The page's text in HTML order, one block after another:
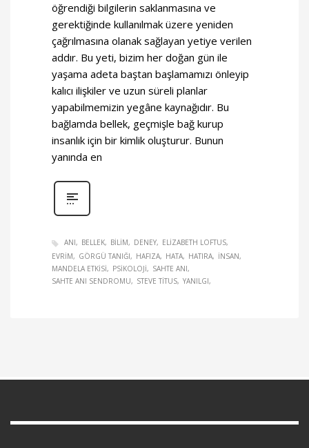
öğrendiği bilgilerin saklanmasına ve
gerektiğinde kullanılmak üzere yeniden
çağrılmasına olanak sağlayan yetiye verilen
addır. Bu yeti, bizim her doğan gün ile
yaşama adeta baştan başlamamızı önleyip
kalıcı ilişkiler ve uzun süreli planlar
yapabilmemizin yegâne kaynağıdır. Bu
bağlamda bellek, geçmişle bağ kurup
insanlık için bir kimlik oluşturur. Bunun
yanında en
ANI BELLEK BILIM DENEY
ELIZABETH LOFTUS
EVRIM
GÖRGÜ TANIĞI HAFIZA HATA HATIRA
INSAN
MANDELA ETKISI
PSIKOLOJI
SAHTE ANI
SAHTE ANI SENDROMU
STEVE TITUS YANILGI